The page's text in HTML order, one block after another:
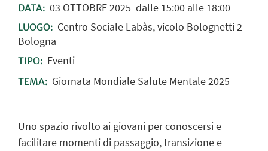
DATA: 03 OTTOBRE2025 dalle 15:00 alle 18:00
LUOGO: Centro Sociale Labàs, vicolo Bolognetti 2
Bologna
TIPO: Eventi
TEMA: Giornata Mondiale Salute Mentale 2025
Uno spazio rivolto ai giovani per conoscersi e
facilitare momenti di passaggio, transizione e